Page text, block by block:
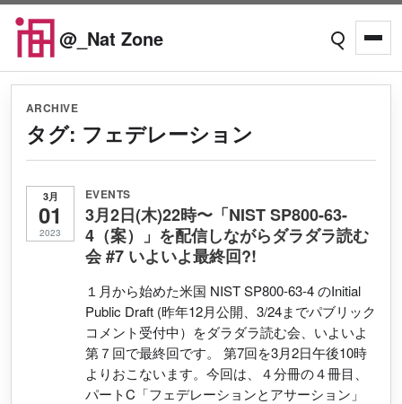
Skip to content
@_Nat Zone Open search
ARCHIVE
タグ: フェデレーション
3月
01
2023
EVENTS
3月2日(木)22時〜「NIST SP800-63-
4（案）」を配信しながらダラダラ読む
会 #7 いよいよ最終回?!
１月から始めた米国 NIST SP800-63-4 のInitial
Public Draft (昨年12月公開、3/24までパブリック
コメント受付中）をダラダラ読む会、いよいよ
第７回で最終回です。 第7回を3月2日午後10時
よりおこないます。今回は、４分冊の４冊目、
パートC「フェデレーションとアサーション」